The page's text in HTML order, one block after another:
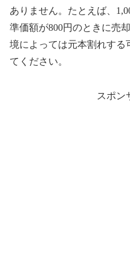
ありません。たとえば、
準価額が800円のときに売
境によっては元本割れする
てください。
スポン